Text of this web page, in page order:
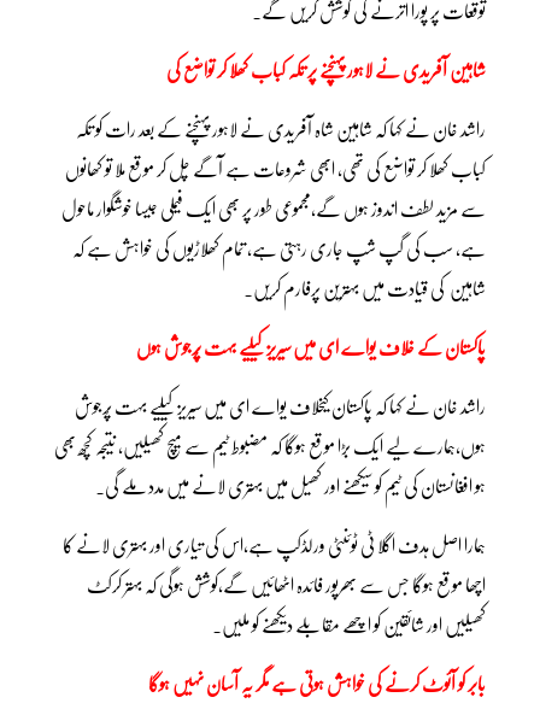
توقعات پر پورا اترنے کی کوشش کریں گے۔
شاہین آفریدی نے لاہور پہنچنے پر تکہ کباب کھلا کر تواضع کی
راشد خان نے کہا کہ شاہین شاہ آفریدی نے لاہور پہنچنے کے بعد رات کو تکہ
کباب کھلا کر تواضع کی تھی، ابھی شروعات ہے آگے چل کر موقع ملا تو کھانوں
سے مزید لطف اندوز ہوں گے،مجموعی طور پر بھی ایک فیملی جیسا خوشگوار ماحول
ہے، سب کی گپ شپ جاری رہتی ہے، تمام کھلاڑیوں کی خواہش ہے کہ
شاہین کی قیادت میں بہترین پرفارم کریں۔
پاکستان کے خلاف یواے ای میں سیریز کیلیے بہت پُرجوش ہوں
راشد خان نے کہا کہ پاکستان کیخلاف یواے ای میں سیریز کیلیے بہت پُرجوش
ہوں،ہمارے لیے ایک بڑا موقع ہوگا کہ مضبوط ٹیم سے میچ کھیلیں، نتیجہ کچھ بھی
ہو افغانستان کی ٹیم کو سیکھنے اور کھیل میں بہتری لانے میں مدد ملے گی۔
ہمارا اصل ہدف اگلا ٹی ٹوئنٹی ورلڈکپ ہے،اس کی تیاری اور بہتری لانے کا
اچھا موقع ہوگا جس سے بھرپور فائدہ اٹھائیں گے،کوشش ہوگی کہ بہتر کرکٹ
کھیلیں اور شائقین کو اچھے مقابلے دیکھنے کو ملیں۔
بابر کو آئوٹ کرنے کی خواہش ہوتی ہے مگر یہ آسان نہیں ہوگا